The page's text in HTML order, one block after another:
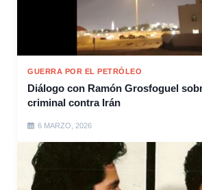
GUERRA POR EL PETRÓLEO
Diálogo con Ramón Grosfoguel
criminal contra Irán
6 MARZO, 2026